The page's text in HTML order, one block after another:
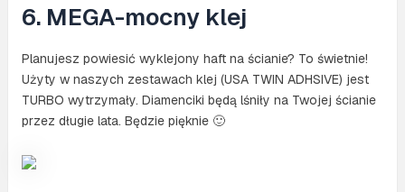
6. MEGA-mocny klej
Planujesz powiesić wyklejony haft na ścianie? To świetnie!
Użyty w naszych zestawach klej (USA TWIN ADHSIVE) jest
TURBO wytrzymały. Diamenciki będą lśniły na Twojej ścianie
przez długie lata. Będzie pięknie 🙂